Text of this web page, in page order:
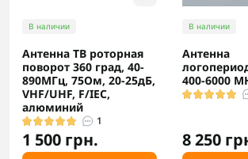
В наличии
Антенна ТВ роторная
поворот 360 град, 40-
890МГц, 75Ом, 20-25дБ,
VHF/UHF, F/IEC,
алюминий
1
1 500 грн.
В наличии
Антенна
400-6000
8 250